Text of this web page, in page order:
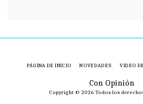
Con Opinión
Copyright © 2026 Todos los
PÁGINA DE INICIO NOVEDADES VIDEO